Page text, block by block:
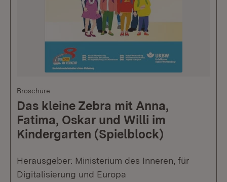
Broschüre
Das kleine Zebra mit Anna,
Fatima, Oskar und Willi im
Kindergarten (Spielblock)
Herausgeber: Ministerium des Inneren, für
Digitalisierung und Europa